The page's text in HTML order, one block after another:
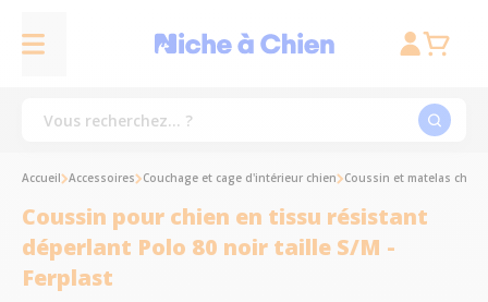
Accueil Accessoires Couchage et cage d'intérieur chien Coussin et matelas chien
Coussin pour chien en tissu résistant
déperlant Polo 80 noir taille S/M -
Ferplast